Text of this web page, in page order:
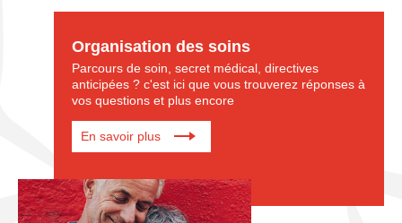
Organisation des soins
Parcours de soin, secret médical, directives
anticipées ? c'est ici que vous trouverez réponses à
vos questions et plus encore
En savoir plus